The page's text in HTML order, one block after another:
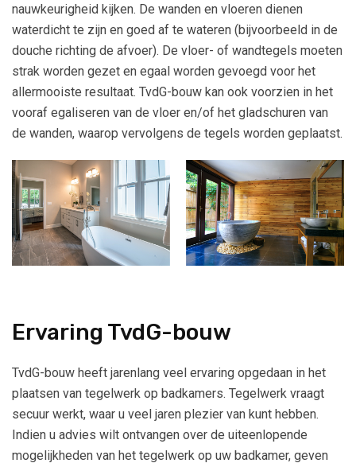
nauwkeurigheid kijken. De wanden en vloeren dienen
waterdicht te zijn en goed af te wateren (bijvoorbeeld in de
douche richting de afvoer). De vloer- of wandtegels moeten
strak worden gezet en egaal worden gevoegd voor het
allermooiste resultaat. TvdG-bouw kan ook voorzien in het
vooraf egaliseren van de vloer en/of het gladschuren van
de wanden, waarop vervolgens de tegels worden geplaatst.
Ervaring TvdG-bouw
TvdG-bouw heeft jarenlang veel ervaring opgedaan in het
plaatsen van tegelwerk op badkamers. Tegelwerk vraagt
secuur werkt, waar u veel jaren plezier van kunt hebben.
Indien u advies wilt ontvangen over de uiteenlopende
mogelijkheden van het tegelwerk op uw badkamer, geven